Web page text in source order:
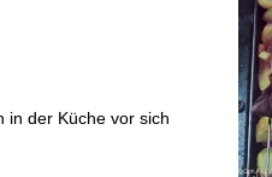
in der Küche vor sich